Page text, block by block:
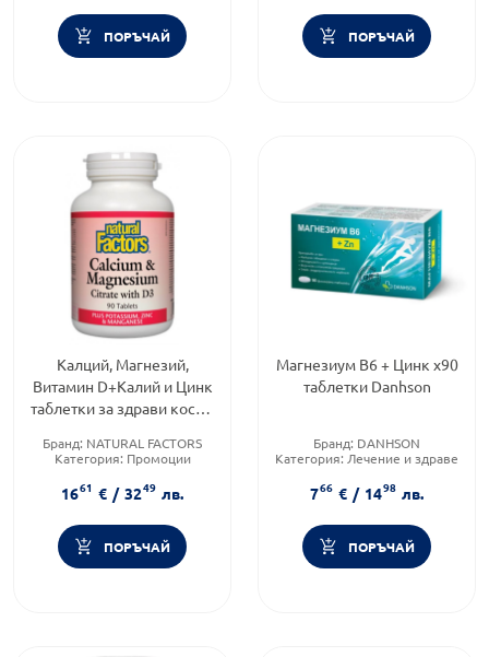
ПОРЪЧАЙ ПОРЪЧАЙ
Калций, Магнезий,
Витамин D+Калий и Цинк
таблетки за здрави кости,
Factors
Бранд: NATURAL FACTORS
Категория: Промоции
1661 € / 3249 лв.
ПОРЪЧАЙ
Магнезиум В6 + Цинк х90
таблетки Danhson
Бранд: DANHSON
Категория: Лечение и здраве
766 € / 1498 лв.
ПОРЪЧАЙ